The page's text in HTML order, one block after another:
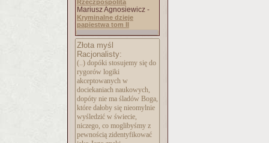
Rzeczpospolita
Mariusz Agnosiewicz -
Kryminalne dzieje
papiestwa tom II
Złota myśl
Racjonalisty:
(..) dopóki stosujemy się do
rygorów logiki
akceptowanych w
dociekaniach naukowych,
dopóty nie ma śladów Boga,
które dałoby się nieomylnie
wyśledzić w świecie,
niczego, co moglibyśmy z
pewnością zidentyfikować